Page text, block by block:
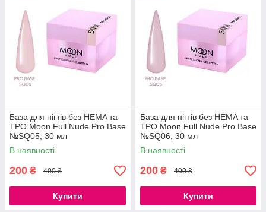
База для нігтів без HEMA та
ТРО Moon Full Nude Pro Base
№SQ05, 30 мл
В наявності
200 ₴ 400 ₴
Купити
База для нігтів без HEMA та
ТРО Moon Full Nude Pro Base
№SQ06, 30 мл
В наявності
200 ₴ 400 ₴
Купити